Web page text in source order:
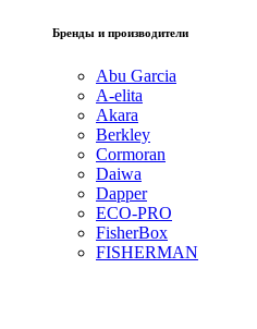
Бренды и производители
Abu Garcia
A-elita
Akara
Berkley
Cormoran
Daiwa
Dapper
ECO-PRO
FisherBox
FISHERMAN